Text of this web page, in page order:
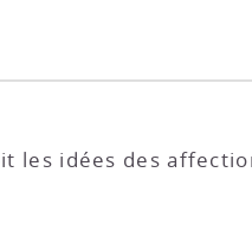
les idées des